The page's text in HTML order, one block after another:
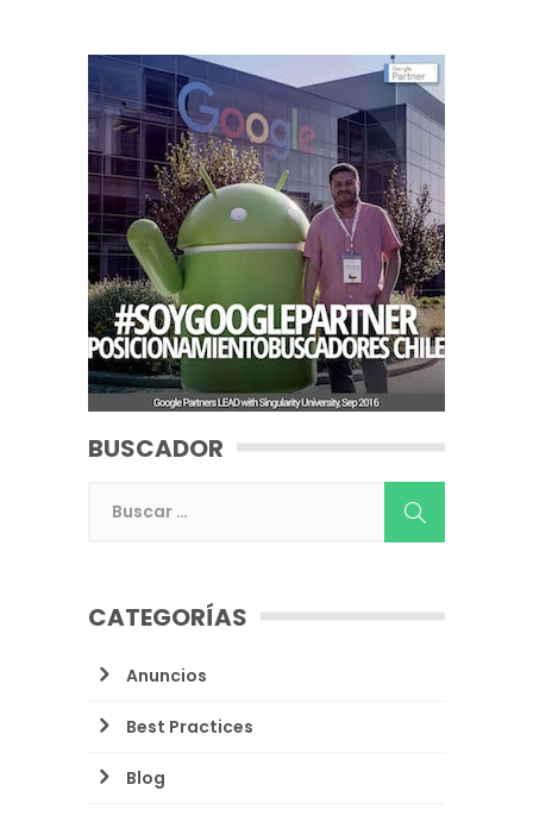
BUSCADOR
CATEGORÍAS
Anuncios
Best Practices
Blog